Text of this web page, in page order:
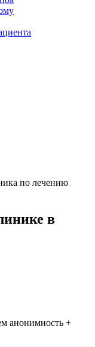
по лечению
в
анонимность +